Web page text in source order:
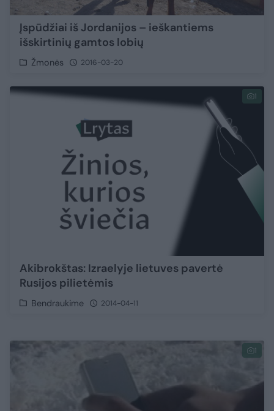
Įspūdžiai iš Jordanijos – ieškantiems
išskirtinių gamtos lobių
Žmonės 2016-03-20
1
Akibrokštas: Izraelyje lietuves pavertė
Rusijos pilietėmis
Bendraukime 2014-04-11
1